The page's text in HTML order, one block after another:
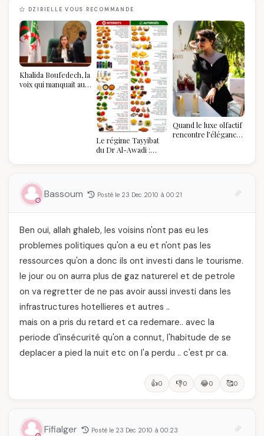
DZIRIELLE VOUS RECOMMANDE
Khalida Boufedech, la
voix qui manquait au
Le régime Tayyibat
du Dr Al-Awadi :
vraiment savoir
Quand le luxe olfactif
rencontre l’élégance
Bassoum Posté le 23 Dec 2010 à 00:21
Ben oui, allah ghaleb, les voisins n'ont pas eu les
problemes politiques qu'on a eu et n'ont pas les
ressources qu'on a donc ils ont investi dans le tourisme.
le jour ou on aurra plus de gaz naturerel et de petrole
on va regretter de ne pas avoir aussi investi dans les
infrastructures hotellieres et autres ..
mais on a pris du retard et ca redemare.. avec la
periode d'insécurité qu'on a connut, l'habitude de se
deplacer a pied la nuit etc on l'a perdu .. c'est pr ca.
👍0 👎0 😂0 🥰0
Fifialger Posté le 23 Dec 2010 à 00:23